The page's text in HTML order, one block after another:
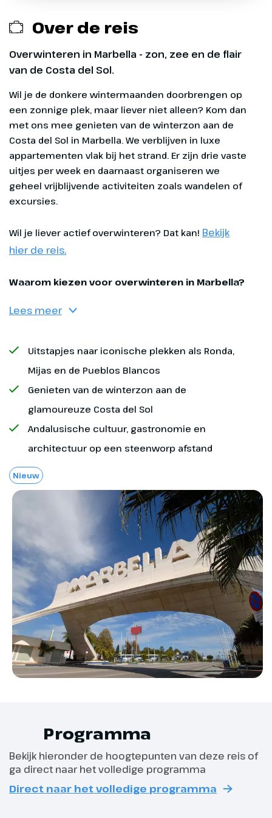
Over de reis
Overwinteren in Marbella - zon, zee en de flair
van de Costa del Sol.
Wil je de donkere wintermaanden doorbrengen op een zonnige plek, maar liever niet alleen? Kom dan met ons mee genieten van de winterzon aan de Costa del Sol in Marbella. We verblijven in luxe appartementen vlak bij het strand. Er zijn drie vaste uitjes per week en daarnaast orga
Wil je liever actief overwinteren? Dat kan! Bekijk
hier de reis.
Waarom kiezen voor overwinteren in Marbella?
Lees meer
Uitstapjes naar iconische plekken als Ronda,
Mijas en de Pueblos Blancos
Genieten van de winterzon aan de
glamoureuze Costa del Sol
Andalusische cultuur, gastronomie en
architectuur op een steenworp afstand
Nieuw
Programma
Bekijk hieronder de hoogtepunten van deze reis of
ga direct naar het volledige programma
Direct naar het volledige programma
waar het dagelijkse leven zich op
Regelmatig vinden er lokale markten
en traditionele feestelijkheden
plaats, waarbij muziek, dans en
gastronomie samenkomen.
Kunstliefhebbers kunnen hun hart
ophalen in het Museo del Grabado
Español of een voorstelling bijwonen
in het Teatro Ciudad de Marbella, waar
klassieke muziek en dans op het
programma staan.
Dag 1
Oad. Dit kan de reisleider zijn of
een medewerker van Oad. Zij
zorgen ervoor dat jij zonder
problemen kan inchecken en ze
wijzen je de weg op het vliegveld.
Je vliegt daarna rechtstreeks
van Amsterdam naar Malaga,
waar de reisleiders en busjes
gereed staan om je naar je
verblijf in Marbella te brengen.
Exclusief
Alle maaltijden
Aankopen bij winkels, inclusief de supermarkt
Persoonlijke uitgaven
Eventuele entreegelden
Optionele excursies, wandelingen en uitstapjes
die door de reisleiding georganiseerd worden
Eventuele fooien
Bagage tijdens de vlucht
Optioneel bij te boeken
Annuleringsverzekering
Minimum aantal deelnemers
Voor alle overwinterreizen geldt een minimum
aantal deelnemers van 10 personen. Met minder
deelnemers kan de reis helaas niet worden
uitgevoerd. Mocht dit gebeuren dan word je altijd
een alternatief aangeboden en ontvang je tijdig
bericht.
Afhankelijk van jouw reisduur is dit:
Reisduur van 7 t/m 10 dagen: uiterlijk 14
dagen voor vertrek;
Reisduur vanaf 11 dagen: uiterlijk 21 dagen